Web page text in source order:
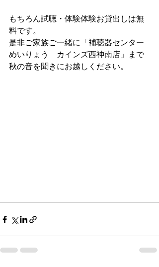
もちろん試聴・体験体験お貸出しは無
料です。
是非ご家族ご一緒に「補聴器センター
めいりょう　カインズ西神南店」まで
秋の音を聞きにお越しください。